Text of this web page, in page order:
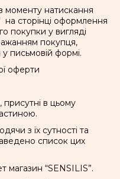
моменту натискання
сторінці оформлення
покупки у вигляді
покупця,
письмовій формі.
оферти
в цьому
з їх сутності та
список цих
магазин “SENSILIS”.